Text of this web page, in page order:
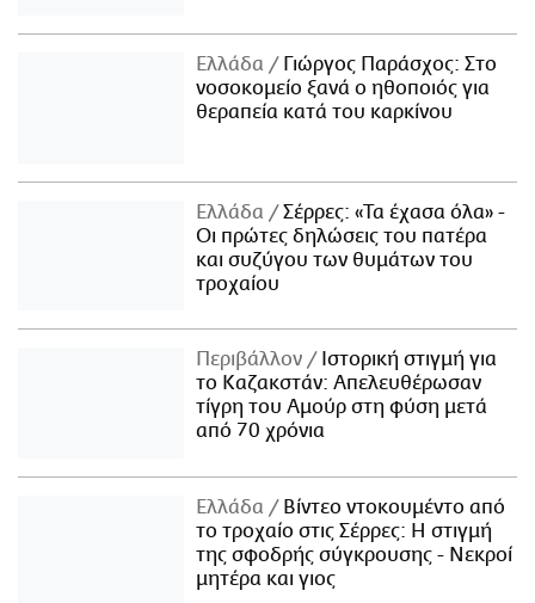
Ελλάδα
Γιώργος Παράσχος: Στο
νοσοκομείο ξανά ο ηθοποιός για
θεραπεία κατά του καρκίνου
Ελλάδα
Σέρρες: «Τα έχασα όλα» -
Οι πρώτες δηλώσεις του πατέρα
και συζύγου των θυμάτων του
τροχαίου
Περιβάλλον
Ιστορική στιγμή για
το Καζακστάν: Απελευθέρωσαν
τίγρη του Αμούρ στη φύση μετά
από 70 χρόνια
Ελλάδα
Βίντεο ντοκουμέντο από
το τροχαίο στις Σέρρες: Η στιγμή
της σφοδρής σύγκρουσης - Νεκροί
μητέρα και γιος